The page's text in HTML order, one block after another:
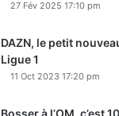
27 Fév 2025 17:10 pm
DAZN, le petit
Ligue 1
11 Oct 2023 17:20 pm